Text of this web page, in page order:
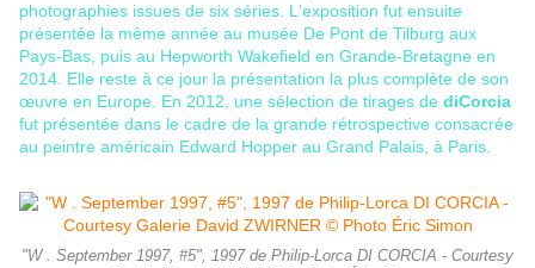
photographies issues de six séries. L'exposition fut ensuite
présentée la même année au musée De Pont de Tilburg aux
Pays-Bas, puis au Hepworth Wakefield en Grande-Bretagne en
2014. Elle reste à ce jour la présentation la plus complète de son
œuvre en Europe. En 2012, une sélection de tirages de diCorcia
fut présentée dans le cadre de la grande rétrospective consacrée
au peintre américain Edward Hopper au Grand Palais, à Paris.
"W . September 1997, #5", 1997 de Philip-Lorca DI CORCIA - Courtesy